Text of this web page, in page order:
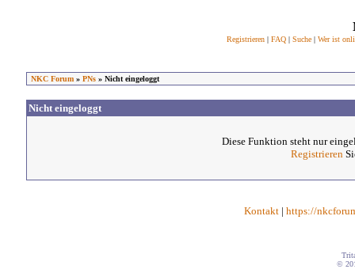
Registrieren| FAQ| Suche| Wer ist
NKC Forum» PNs» Nicht eingeloggt
Nicht eingeloggt
Diese Funktion steht nur
Registrieren
Kontakt | https://
©